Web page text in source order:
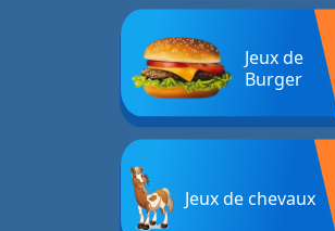
Jeux de
Burger
Jeux de chevaux